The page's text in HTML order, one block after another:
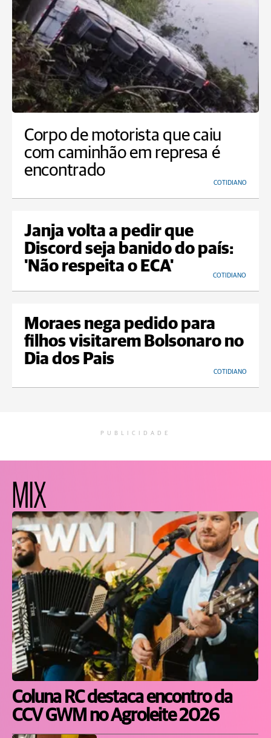
Corpo de motorista que caiu
com caminhão em represa é
encontrado
COTIDIANO
Janja volta a pedir que
Discord seja banido do país:
'Não respeita o ECA'
COTIDIANO
Moraes nega pedido para
filhos visitarem Bolsonaro no
Dia dos Pais
COTIDIANO
PUBLICIDADE
MIX
Coluna RC destaca encontro da
CCV GWM no Agroleite 2026